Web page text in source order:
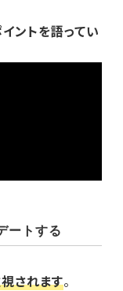
ントを語ってい
ートする
されます。